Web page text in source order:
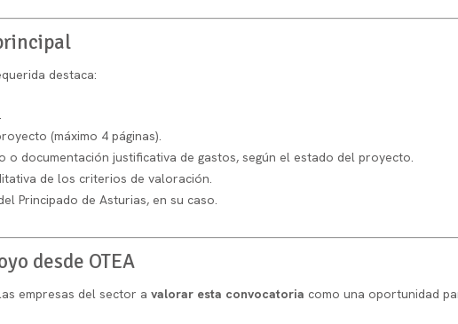
destaca:
(máximo 4 páginas).
o documentación justificativa de gastos, según el estado del proyecto.
de los criterios de valoración.
Principado de Asturias, en su caso.
desde OTEA
empresas del sector avalorar esta convocatoria como una oportunidad